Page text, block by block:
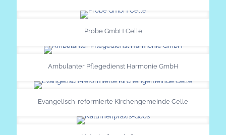
Probe GmbH Celle
Ambulanter Pflegedienst Harmonie GmbH
Evangelisch-reformierte Kirchengemeinde Celle